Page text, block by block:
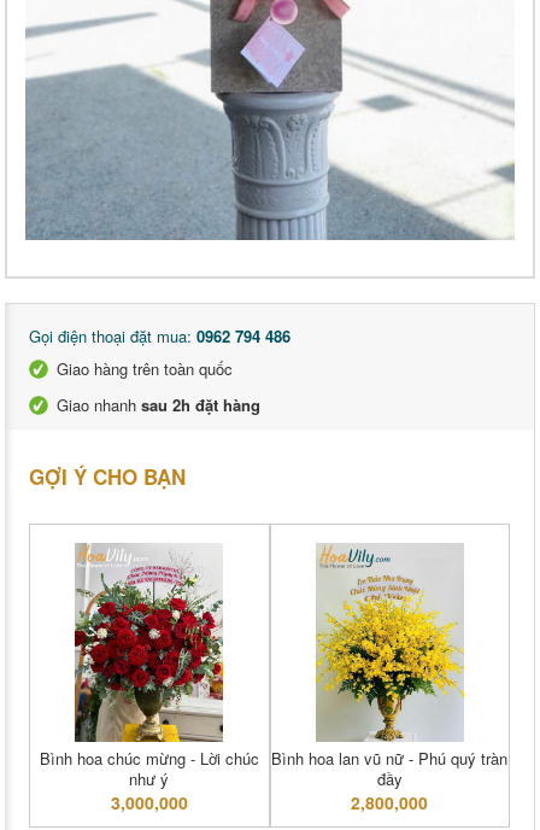
Gọi điện thoại đặt mua: 0962 794 486
Giao hàng trên toàn quốc
Giao nhanh sau 2h đặt hàng
GỢI Ý CHO BẠN
Bình hoa chúc mừng - Lời chúc
như ý
3,000,000
Bình hoa lan vũ nữ - Phú quý tràn
đầy
2,800,000